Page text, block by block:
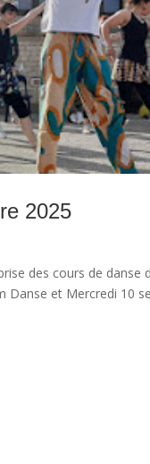
2025
des cours de danse
et Mercredi 10